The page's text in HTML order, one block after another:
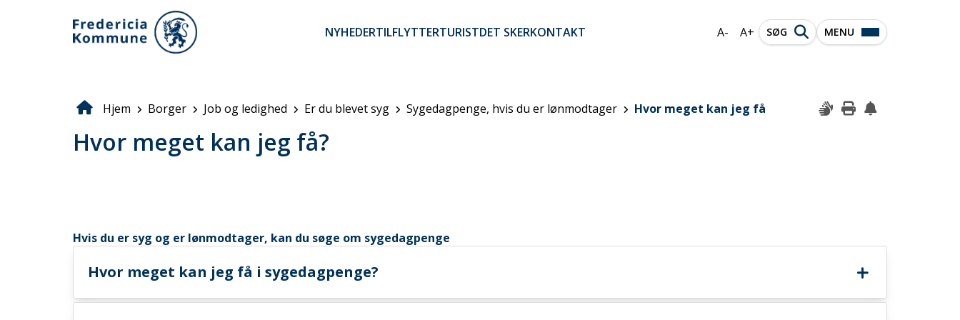
NYHEDERTILFLYTTERTURISTDET SKERKONTAKT A- A+ SØG MENU
Brødkrumme
Hjem Borger Job og ledighed Er du blevet syg Sygedagpenge, hvis du er lønmodtager Hvor meget kan jeg få
Hvor meget kan jeg få?
Hvis du er syg og er lønmodtager, kan du søge om sygedagpenge
Hvor meget kan jeg få i sygedagpenge?